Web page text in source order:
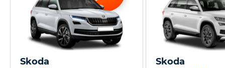
Skoda Skoda